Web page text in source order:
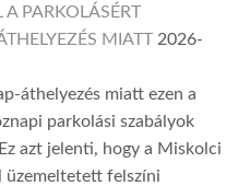
PARKOLÁSÉRT
MIATT 2026-
áthelyezés miatt ezen a
parkolási szabályok
azt jelenti, hogy a Miskolci
üzemeltetett felszíni